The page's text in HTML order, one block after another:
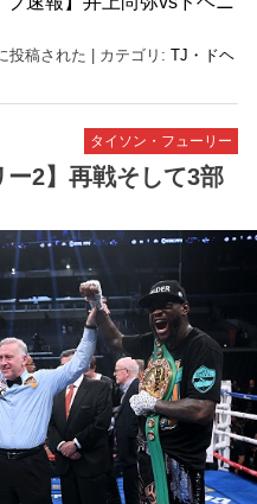
投稿された カテゴリ:TJ・ドヘ
タイソン・フューリー
ー2】再戦そして3部